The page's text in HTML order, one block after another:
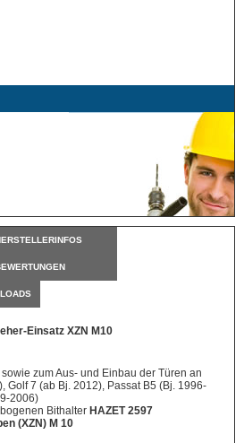
Einsatz XZN M10
zum Aus- und Einbau der Türen an
Golf 7 (ab Bj. 2012), Passat B5 (Bj. 1996-
2006)
Bithalter HAZET 2597
(XZN) M 10